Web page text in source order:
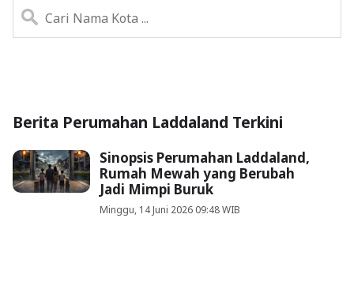
Berita Perumahan Laddaland Terkini
Sinopsis Perumahan Laddaland,
Rumah Mewah yang Berubah
Jadi Mimpi Buruk
Minggu, 14 Juni 2026 09:48 WIB